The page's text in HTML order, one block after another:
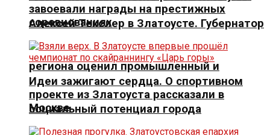
Алексей Текслер в Златоусте. Губернатор
региона оценил промышленный и
социальный потенциал города
завоевали награды на престижных
соревнованиях
Идеи зажигают сердца. О спортивном
проекте из Златоуста рассказали в
Москве